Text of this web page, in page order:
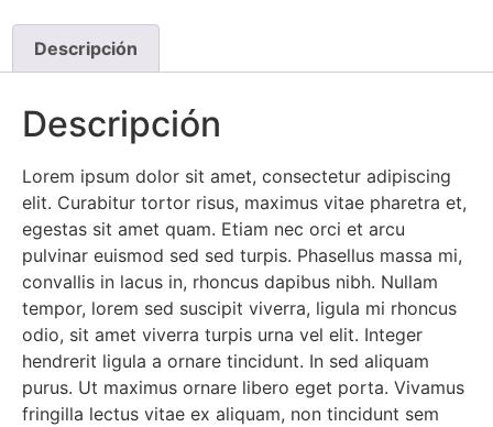
Descripción
Descripción
Lorem ipsum dolor sit amet, consectetur adipiscing
elit. Curabitur tortor risus, maximus vitae pharetra et,
egestas sit amet quam. Etiam nec orci et arcu
pulvinar euismod sed sed turpis. Phasellus massa mi,
convallis in lacus in, rhoncus dapibus nibh. Nullam
tempor, lorem sed suscipit viverra, ligula mi rhoncus
odio, sit amet viverra turpis urna vel elit. Integer
hendrerit ligula a ornare tincidunt. In sed aliquam
purus. Ut maximus ornare libero eget porta. Vivamus
fringilla lectus vitae ex aliquam, non tincidunt sem